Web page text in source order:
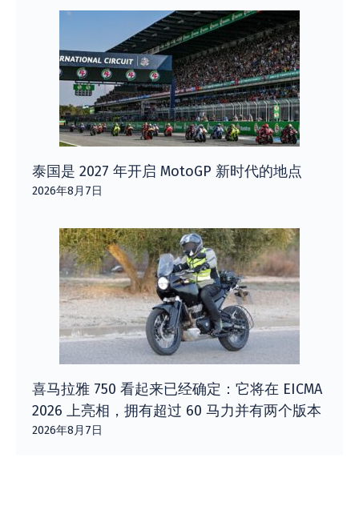
泰国是 2027 年开启 MotoGP 新时代的地点
2026年8月7日
喜马拉雅 750 看起来已经确定：它将在 EICMA
2026 上亮相，拥有超过 60 马力并有两个版本
2026年8月7日